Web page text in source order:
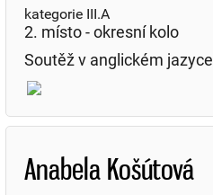
kategorie III.A
2. místo - okresní kolo
Soutěž v anglickém jazyce
Anabela Košútová